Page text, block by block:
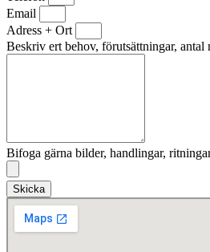
Email
Adress + Ort
Beskriv ert behov, förutsättningar, antal
Bifoga gärna bilder, handlingar,
Skicka